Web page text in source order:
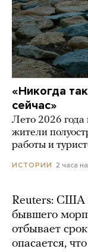
«Никогда
сейчас»
Лето 2026
жители
работы и
ИСТОРИИ 2 часа
Reuters: США
бывшего
отбывает
опасается,